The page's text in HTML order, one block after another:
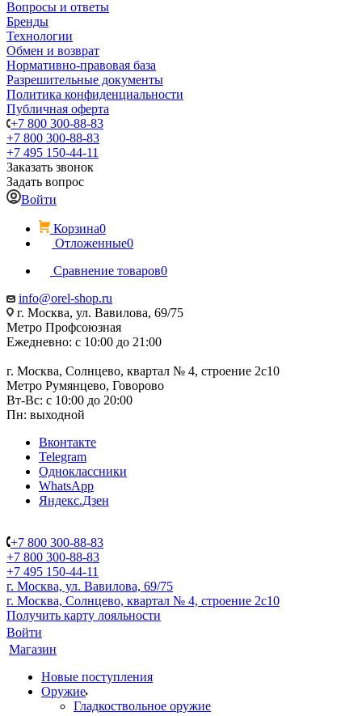
Вопросы и ответы
Бренды
Технологии
Обмен и возврат
Нормативно-правовая база
Разрешительные документы
Политика конфиденциальности
Публичная оферта
+7 800 300-88-83
+7 800 300-88-83
+7 495 150-44-11
Заказать звонок
Задать вопрос
Войти
Корзина0
Отложенные0
Сравнение товаров0
info@orel-shop.ru
г. Москва, ул. Вавилова, 69/75
Метро Профсоюзная
Ежедневно: с 10:00 до 21:00
г. Москва, Солнцево, квартал № 4, строение 2с10
Метро Румянцево, Говорово
Вт-Вс: с 10:00 до 20:00
Пн: выходной
Вконтакте
Telegram
Одноклассники
WhatsApp
Яндекс.Дзен
+7 800 300-88-83
+7 800 300-88-83
+7 495 150-44-11
г. Москва, ул. Вавилова, 69/75
г. Москва, Солнцево, квартал № 4, строение 2с10
Получить карту лояльности
Войти
Магазин
Новые поступления
Оружие
Гладкоствольное оружие